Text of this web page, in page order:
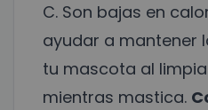
C. Son bajas en
ayudar a mantener
tu mascota al
mientras mastica.